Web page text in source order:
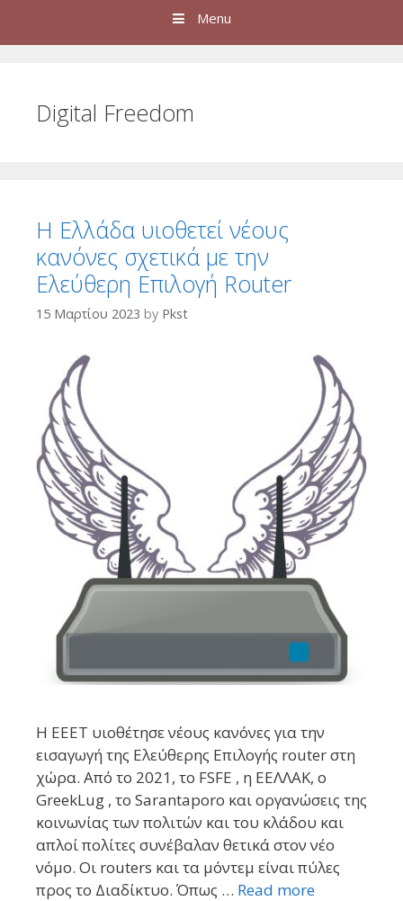
Menu
Digital Freedom
Η Ελλάδα υιοθετεί νέους
κανόνες σχετικά με την
Ελεύθερη Επιλογή Router
15 Μαρτίου 2023 by Pkst
Η ΕΕΕΤ υιοθέτησε νέους κανόνες για την
εισαγωγή της Ελεύθερης Επιλογής router στη
χώρα. Από το 2021, το FSFE , η ΕΕΛΛΑΚ, ο
GreekLug , το Sarantaporo και οργανώσεις της
κοινωνίας των πολιτών και του κλάδου και
απλοί πολίτες συνέβαλαν θετικά στον νέο
νόμο. Οι routers και τα μόντεμ είναι πύλες
προς το Διαδίκτυο. Όπως … Read more